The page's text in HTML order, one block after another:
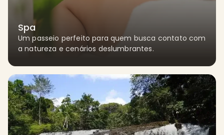
Spa
Um passeio perfeito para quem busca contato com
a natureza e cenários deslumbrantes.